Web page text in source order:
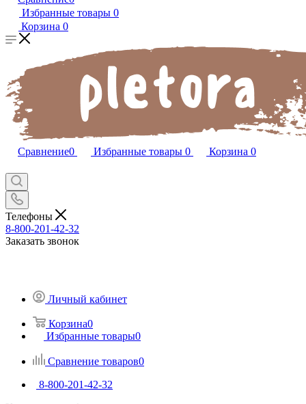
Избранные товары 0
Корзина 0
Сравнение0 Избранные товары 0 Корзина 0
Телефоны
8-800-201-42-32
Заказать звонок
Личный кабинет
Корзина0
Избранные товары0
Сравнение товаров0
8-800-201-42-32